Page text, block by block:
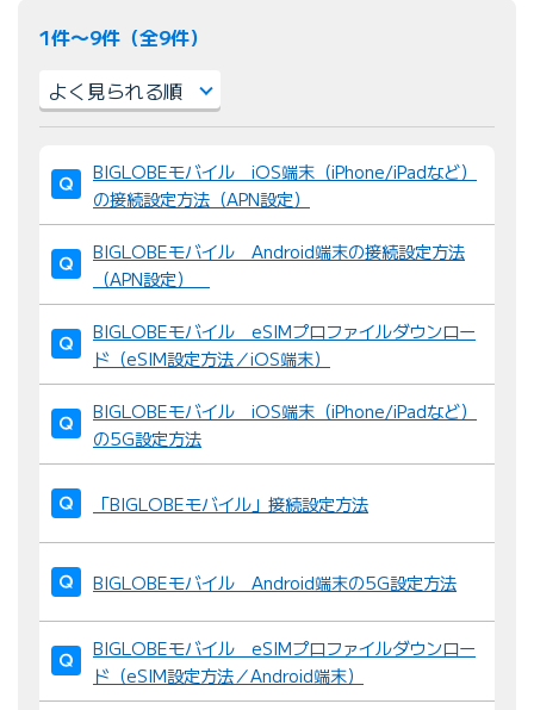
1件〜9件（全9件）
び
替
え
：
BIGLOBEモバイル iOS端末（iPhone/iPadなど）
の接続設定方法（APN設定）
BIGLOBEモバイル Android端末の接続設定方法
（APN設定）
BIGLOBEモバイル eSIMプロファイルダウンロー
ド（eSIM設定方法／iOS端末）
BIGLOBEモバイル iOS端末（iPhone/iPadなど）
の5G設定方法
「BIGLOBEモバイル」接続設定方法
BIGLOBEモバイル Android端末の5G設定方法
BIGLOBEモバイル eSIMプロファイルダウンロー
ド（eSIM設定方法／Android端末）